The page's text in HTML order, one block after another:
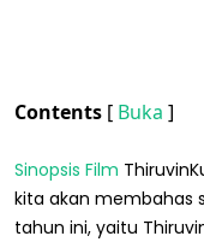
Contents [ Buka ]
Sinopsis Film
kita akan membahas
tahun ini, yaitu